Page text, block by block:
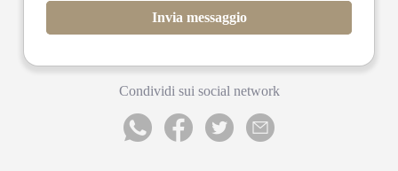
Invia messaggio
Condividi sui social network